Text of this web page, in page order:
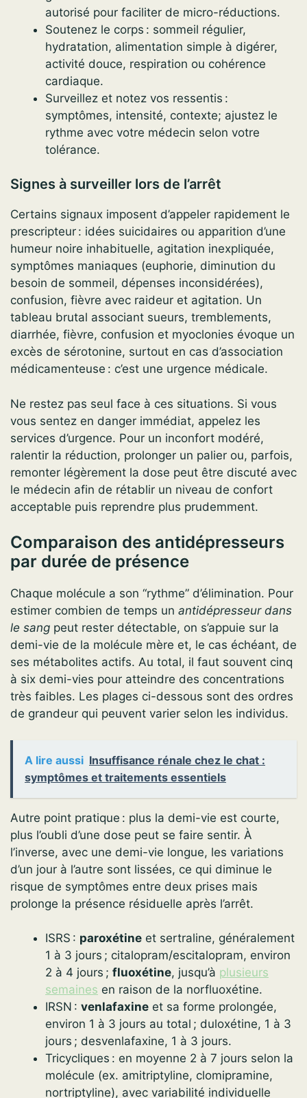
autorisé pour faciliter de micro-réductions.
Soutenez le corps : sommeil régulier,
hydratation, alimentation simple à digérer,
activité douce, respiration ou cohérence
cardiaque.
Surveillez et notez vos ressentis :
symptômes, intensité, contexte; ajustez le
rythme avec votre médecin selon votre
tolérance.
Signes à surveiller lors de l’arrêt
Certains signaux imposent d’appeler rapidement le
prescripteur : idées suicidaires ou apparition d’une
humeur noire inhabituelle, agitation inexpliquée,
symptômes maniaques (euphorie, diminution du
besoin de sommeil, dépenses inconsidérées),
confusion, fièvre avec raideur et agitation. Un
tableau brutal associant sueurs, tremblements,
diarrhée, fièvre, confusion et myoclonies évoque un
excès de sérotonine, surtout en cas d’association
médicamenteuse : c’est une urgence médicale.
Ne restez pas seul face à ces situations. Si vous
vous sentez en danger immédiat, appelez les
services d’urgence. Pour un inconfort modéré,
ralentir la réduction, prolonger un palier ou, parfois,
remonter légèrement la dose peut être discuté avec
le médecin afin de rétablir un niveau de confort
acceptable puis reprendre plus prudemment.
Comparaison des antidépresseurs
par durée de présence
Chaque molécule a son “rythme” d’élimination. Pour
estimer combien de temps un antidépresseur dans
le sang peut rester détectable, on s’appuie sur la
demi-vie de la molécule mère et, le cas échéant, de
ses métabolites actifs. Au total, il faut souvent cinq
à six demi-vies pour atteindre des concentrations
très faibles. Les plages ci-dessous sont des ordres
de grandeur qui peuvent varier selon les individus.
A lire aussi Insuffisance rénale chez le chat :
symptômes et traitements essentiels
Autre point pratique : plus la demi-vie est courte,
plus l’oubli d’une dose peut se faire sentir. À
l’inverse, avec une demi-vie longue, les variations
d’un jour à l’autre sont lissées, ce qui diminue le
risque de symptômes entre deux prises mais
prolonge la présence résiduelle après l’arrêt.
ISRS : paroxétine et sertraline, généralement
1 à 3 jours ; citalopram/escitalopram, environ
2 à 4 jours ; fluoxétine, jusqu’à plusieurs
semaines en raison de la norfluoxétine.
IRSN : venlafaxine et sa forme prolongée,
environ 1 à 3 jours au total ; duloxétine, 1 à 3
jours ; desvenlafaxine, 1 à 3 jours.
Tricycliques : en moyenne 2 à 7 jours selon la
molécule (ex. amitriptyline, clomipramine,
nortriptyline), avec variabilité individuelle